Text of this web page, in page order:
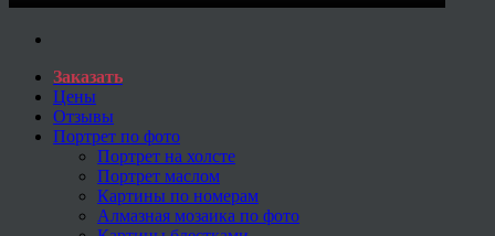
Заказать
Цены
Отзывы
Портрет по фото
Портрет на холсте
Портрет маслом
Картины по номерам
Алмазная мозаика по фото